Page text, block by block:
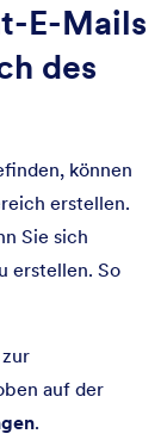
E-Mails
des
können
erstellen.
Sie sich
erstellen. So
zur
auf der
.